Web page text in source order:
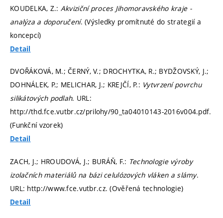
KOUDELKA, Z.: Akviziční proces Jihomoravského kraje -
analýza a doporučení. (Výsledky promítnuté do strategií a
koncepcí)
Detail
DVOŘÁKOVÁ, M.; ČERNÝ, V.; DROCHYTKA, R.; BYDŽOVSKÝ, J.;
DOHNÁLEK, P.; MELICHAR, J.; KREJČÍ, P.: Vytvrzení povrchu
silikátových podlah. URL:
http://thd.fce.vutbr.cz/prilohy/90_ta04010143-2016v004.pdf.
(Funkční vzorek)
Detail
ZACH, J.; HROUDOVÁ, J.; BURÁŇ, F.: Technologie výroby
izolačních materiálů na bázi celulózových vláken a slámy.
URL: http://www.fce.vutbr.cz. (Ověřená technologie)
Detail